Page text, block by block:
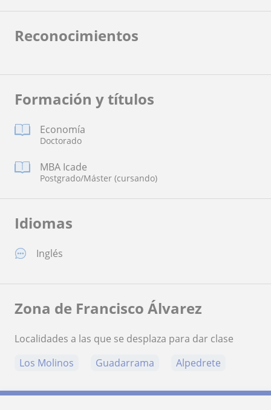
Reconocimientos
Formación y títulos
Economía
Doctorado
MBA Icade
Postgrado/Máster (cursando)
Idiomas
Inglés
Zona de Francisco Álvarez
Localidades a las que se desplaza para dar clase
Los Molinos
Guadarrama Alpedrete